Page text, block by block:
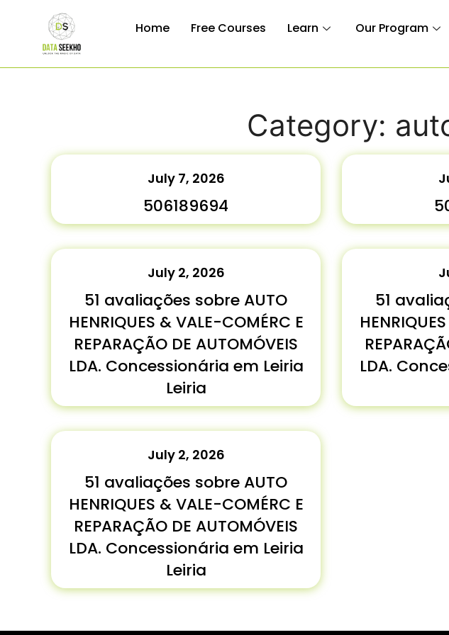
Home Free Courses Learn Our Program
Category:
July 7, 2026
506189694
July 2, 2026
51 avaliações sobre AUTO
HENRIQUES & VALE-COMÉRC E
REPARAÇÃO DE AUTOMÓVEIS
LDA. Concessionária em Leiria
Leiria
51
LDA.
July 2, 2026
51 avaliações sobre AUTO
HENRIQUES & VALE-COMÉRC E
REPARAÇÃO DE AUTOMÓVEIS
LDA. Concessionária em Leiria
Leiria